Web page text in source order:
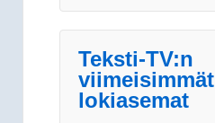
Teksti-TV:n
viimeisimmät
lokiasemat